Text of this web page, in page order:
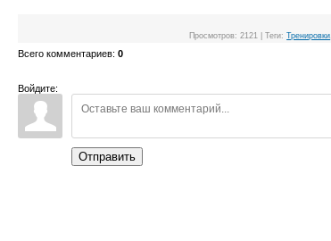
Просмотров: 2121 |Теги: Тренировки
Всего комментариев:0
Войдите:
Отправить